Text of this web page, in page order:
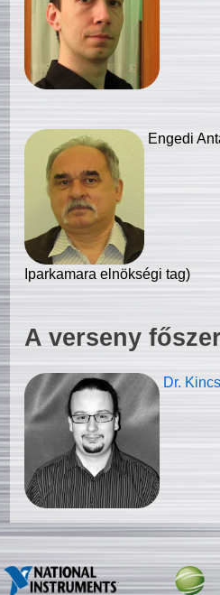
Engedi
Iparkamara elnökségi tag)
A verseny
Dr.